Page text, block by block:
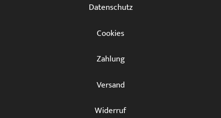
Datenschutz
Cookies
Zahlung
Versand
Widerruf